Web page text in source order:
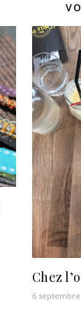
Chez
6 septembre